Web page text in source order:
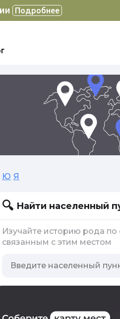
Подробнее
Ю Я
Найти населенный
Изучайте историю рода
связанным с этим местом